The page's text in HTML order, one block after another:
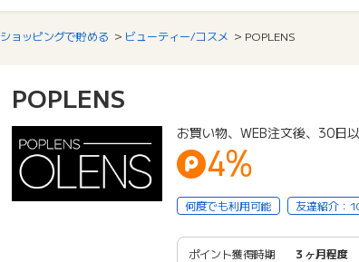
ショッピングで貯める ビューティー/コスメ POPLENS
POPLENS
お買い物、WEB注文後、30日
4%
何度でも利用可能 友達紹介：
ポイント獲得時期
３ヶ月程度